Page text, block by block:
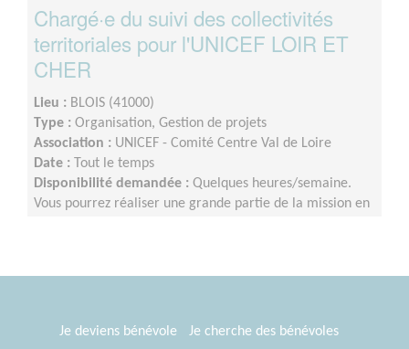
Chargé·e du suivi des collectivités
territoriales pour l'UNICEF LOIR ET
CHER
Lieu : BLOIS (41000)
Type : Organisation, Gestion de projets
Association : UNICEF - Comité Centre Val de Loire
Date :
Tout le temps
Disponibilité demandée : Quelques heures/semaine.
Vous pourrez réaliser une grande partie de la mission en
Je deviens bénévole Je cherche des bénévoles